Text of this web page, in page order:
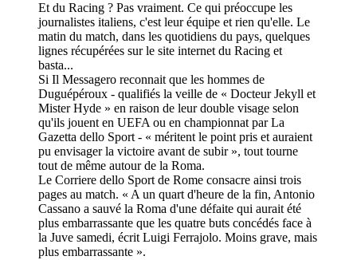
Et du Racing ? Pas vraiment. Ce qui préoccupe les
journalistes italiens, c'est leur équipe et rien qu'elle. Le
matin du match, dans les quotidiens du pays, quelques
lignes récupérées sur le site internet du Racing et
basta...
Si Il Messagero reconnait que les hommes de
Duguépéroux - qualifiés la veille de « Docteur Jekyll et
Mister Hyde » en raison de leur double visage selon
qu'ils jouent en UEFA ou en championnat par La
Gazetta dello Sport - « méritent le point pris et auraient
pu envisager la victoire avant de subir », tout tourne
tout de même autour de la Roma.
Le Corriere dello Sport de Rome consacre ainsi trois
pages au match. « A un quart d'heure de la fin, Antonio
Cassano a sauvé la Roma d'une défaite qui aurait été
plus embarrassante que les quatre buts concédés face à
la Juve samedi, écrit Luigi Ferrajolo. Moins grave, mais
plus embarrassante ».